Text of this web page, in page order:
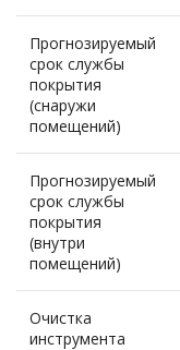
Прогнозируемый
срок службы
покрытия
(снаружи
помещений)
Прогнозируемый
срок службы
покрытия
(внутри
помещений)
Очистка
инструмента